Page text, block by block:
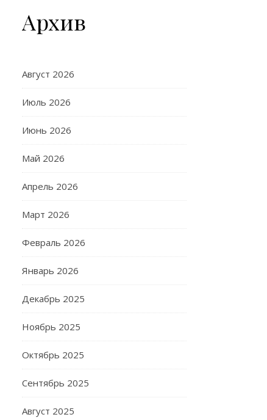
Архив
Август 2026
Июль 2026
Июнь 2026
Май 2026
Апрель 2026
Март 2026
Февраль 2026
Январь 2026
Декабрь 2025
Ноябрь 2025
Октябрь 2025
Сентябрь 2025
Август 2025